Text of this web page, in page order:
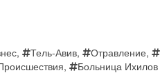
, Тель-Авив, Отравление,
, Больница Ихилов